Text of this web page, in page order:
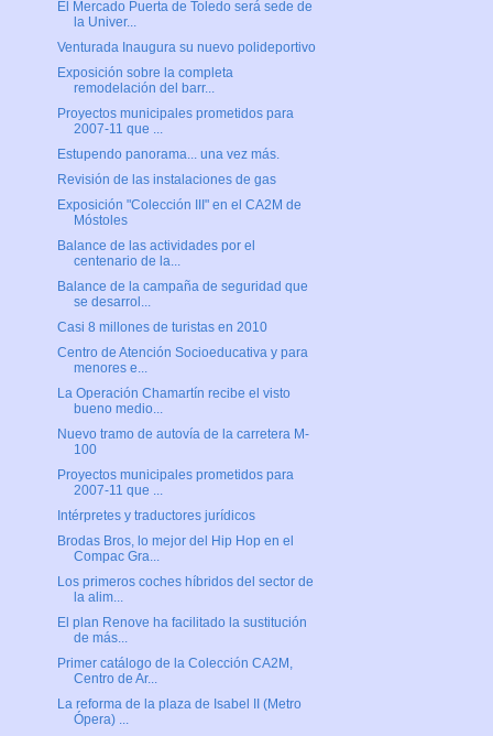
El Mercado Puerta de Toledo será sede de
la Univer...
Venturada Inaugura su nuevo polideportivo
Exposición sobre la completa
remodelación del barr...
Proyectos municipales prometidos para
2007-11 que ...
Estupendo panorama... una vez más.
Revisión de las instalaciones de gas
Exposición "Colección III" en el CA2M de
Móstoles
Balance de las actividades por el
centenario de la...
Balance de la campaña de seguridad que
se desarrol...
Casi 8 millones de turistas en 2010
Centro de Atención Socioeducativa y para
menores e...
La Operación Chamartín recibe el visto
bueno medio...
Nuevo tramo de autovía de la carretera M-
100
Proyectos municipales prometidos para
2007-11 que ...
Intérpretes y traductores jurídicos
Brodas Bros, lo mejor del Hip Hop en el
Compac Gra...
Los primeros coches híbridos del sector de
la alim...
El plan Renove ha facilitado la sustitución
de más...
Primer catálogo de la Colección CA2M,
Centro de Ar...
La reforma de la plaza de Isabel II (Metro
Ópera) ...